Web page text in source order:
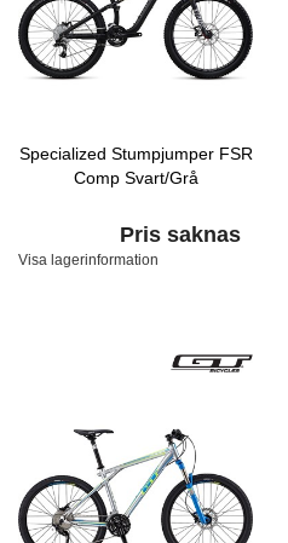
Specialized Stumpjumper FSR
Comp Svart/Grå
Pris saknas
Visa lagerinformation